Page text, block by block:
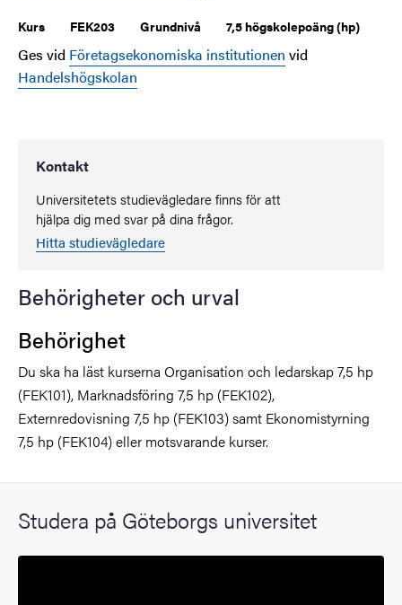
Kurs FEK203 Grundnivå 7,5 högskolepoäng (hp)
Ges vid Företagsekonomiska institutionen vid
Handelshögskolan
Kontakt
Universitetets studievägledare finns för att
hjälpa dig med svar på dina frågor.
Hitta studievägledare
Behörigheter och urval
Behörighet
Du ska ha läst kurserna Organisation och ledarskap 7,5 hp
(FEK101), Marknadsföring 7,5 hp (FEK102),
Externredovisning 7,5 hp (FEK103) samt Ekonomistyrning
7,5 hp (FEK104) eller motsvarande kurser.
Studera på Göteborgs universitet